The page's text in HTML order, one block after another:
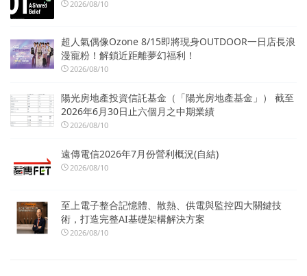
2026/08/10
超人氣偶像Ozone 8/15即將現身OUTDOOR一日店長浪
漫寵粉！解鎖近距離夢幻福利！
2026/08/10
陽光房地產投資信託基金（「陽光房地產基金」） 截至
2026年6月30日止六個月之中期業績
2026/08/10
遠傳電信2026年7月份營利概況(自結)
2026/08/10
至上電子整合記憶體、散熱、供電與監控四大關鍵技
術，打造完整AI基礎架構解決方案
2026/08/10